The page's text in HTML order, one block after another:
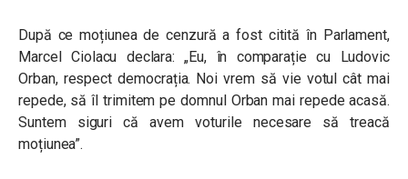
După ce moțiunea de cenzură a fost citită în Parlament,
Marcel Ciolacu declara: „Eu, în comparație cu Ludovic
Orban, respect democrația. Noi vrem să vie votul cât mai
repede, să îl trimitem pe domnul Orban mai repede acasă.
Suntem siguri că avem voturile necesare să treacă
moțiunea”.